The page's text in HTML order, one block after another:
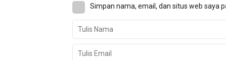
Simpan nama, email, dan situs web saya